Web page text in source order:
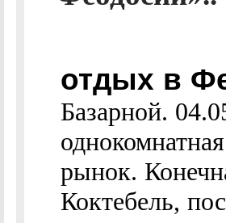
отдых в
Базарной.
рынок.
Коктебель,